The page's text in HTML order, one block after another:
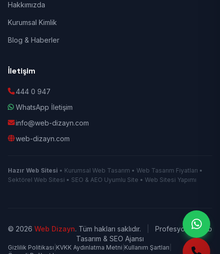
Hakkımızda
Kurumsal Kimlik
Blog & Haberler
İletişim
444 0 947
WhatsApp İletişim
info@web-dizayn.com
web-dizayn.com
Hazır Web Sitesi • Kurumsal Web Tasarım • Web Tasarım Fiyatları •
Sektörel Web Sitesi • SEO & AEO Uyumlu Site • Web Sitesi Yapımı
© 2026 Web Dizayn. Tüm hakları saklıdır.
Profesyonel Web
Tasarım & SEO Ajansı
Gizlilik Politikası KVKK Aydınlatma Metni Kullanım Şartları